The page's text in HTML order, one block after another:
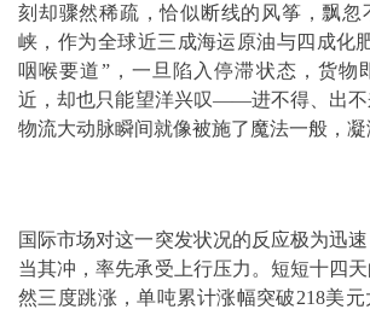
刻却骤然稀疏，恰似断线的风筝，飘忽
峡，作为全球近三成海运原油与四成化
咽喉要道”，一旦陷入停滞状态，货物
近，却也只能望洋兴叹——进不得、出不
物流大动脉瞬间就像被施了魔法一般，凝
国际市场对这一突发状况的反应极为迅
当其冲，率先承受上行压力。短短十四
然三度跳涨，单吨累计涨幅突破218美